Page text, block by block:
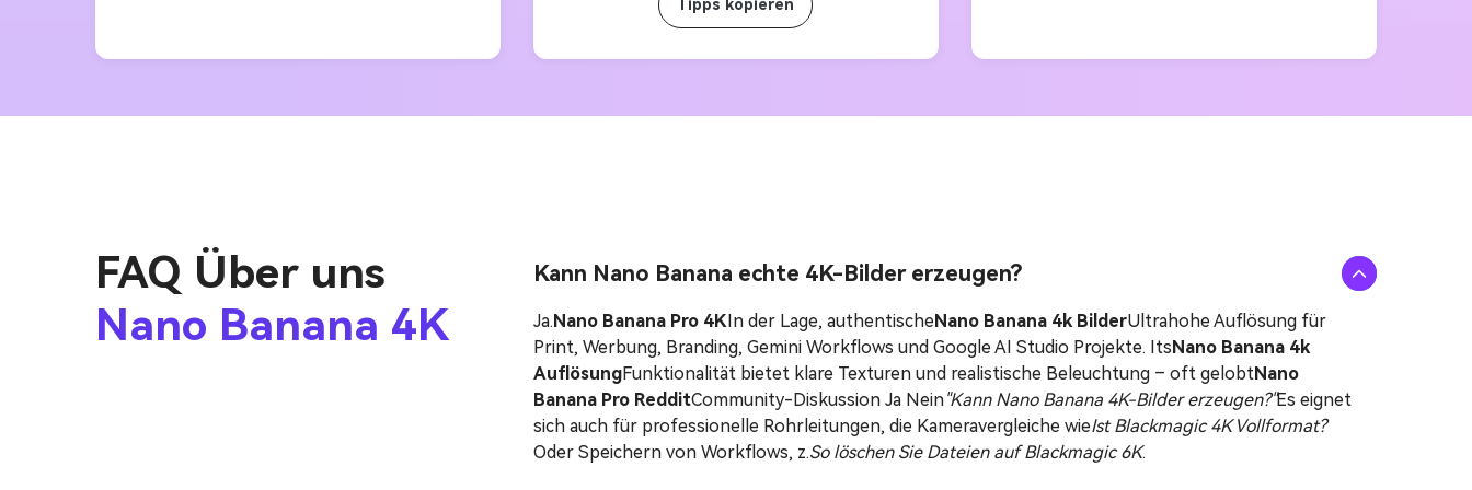
Tipps kopieren
FAQ Über uns
Nano Banana 4K
Kann Nano Banana echte 4K-Bilder erzeugen?
Ja.Nano Banana Pro 4KIn der Lage, authentischeNano Banana 4k BilderUltrahohe Auflösung für
Print, Werbung, Branding, Gemini Workflows und Google AI Studio Projekte. ItsNano Banana 4k
AuflösungFunktionalität bietet klare Texturen und realistische Beleuchtung – oft gelobtNano
Banana Pro RedditCommunity-Diskussion Ja Nein"Kann Nano Banana 4K-Bilder erzeugen?"Es eignet
sich auch für professionelle Rohrleitungen, die Kameravergleiche wieIst Blackmagic 4K Vollformat?
Oder Speichern von Workflows, z.So löschen Sie Dateien auf Blackmagic 6K.